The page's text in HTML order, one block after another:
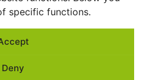
specific functions.
Deny
miteinander.“
mehr bewirken.
nützlich sein